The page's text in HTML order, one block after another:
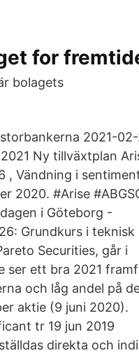
for
bolagets
2021-
Ny tillväxtplan
, Vändning i
2020. #Arise
i Göteborg -
Grundkurs i teknisk
Securities, går i
ser ett bra 2021
och låg andel på
aktie (9 juni 2020).
tr 19 jun 2019
direkta och